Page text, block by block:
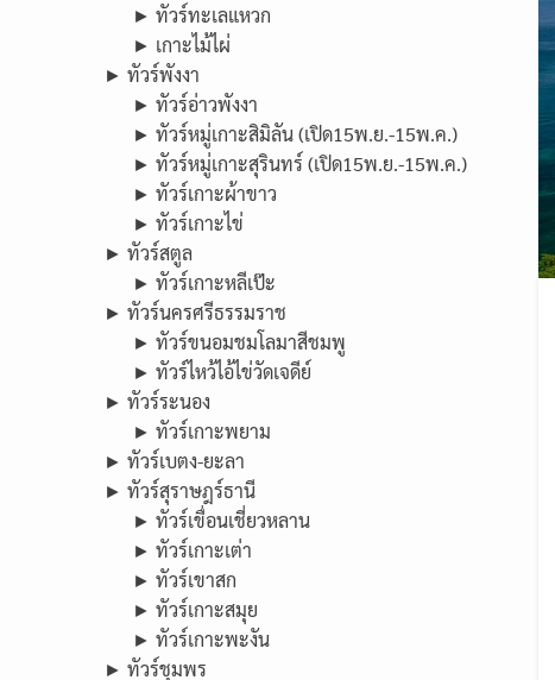
► ทัวร์ทะเลแหวก
► เกาะไม้ไผ่
► ทัวร์พังงา
► ทัวร์อ่าวพังงา
► ทัวร์หมู่เกาะสิมิลัน (เปิด15พ.ย.-15พ.ค.)
► ทัวร์หมู่เกาะสุรินทร์ (เปิด15พ.ย.-15พ.ค.)
► ทัวร์เกาะผ้าขาว
► ทัวร์เกาะไข่
► ทัวร์สตูล
► ทัวร์เกาะหลีเป๊ะ
► ทัวร์นครศรีธรรมราช
► ทัวร์ขนอมชมโลมาสีชมพู
► ทัวร์ไหว้ไอ้ไข่วัดเจดีย์
► ทัวร์ระนอง
► ทัวร์เกาะพยาม
► ทัวร์เบตง-ยะลา
► ทัวร์สุราษฎร์ธานี
► ทัวร์เขื่อนเชี่ยวหลาน
► ทัวร์เกาะเต่า
► ทัวร์เขาสก
► ทัวร์เกาะสมุย
► ทัวร์เกาะพะงัน
► ทัวร์ชุมพร